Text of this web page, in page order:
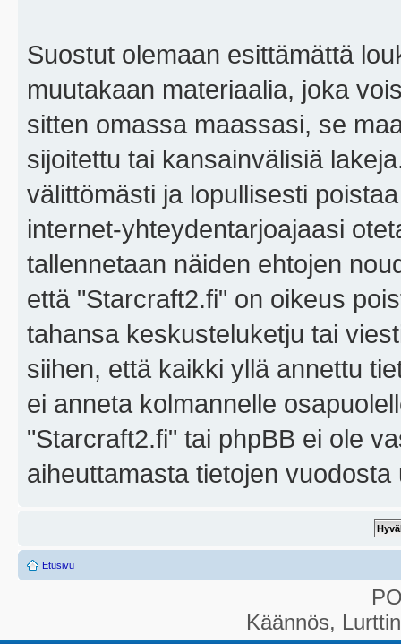
Suostut olemaan esittämättä
muutakaan materiaalia, joka
sitten omassa maassasi, se
sijoitettu tai kansainvälisiä
välittömästi ja lopullisesti
internet-yhteydentarjoajaasi
tallennetaan näiden ehtojen
että "Starcraft2.fi" on oikeus
tahansa keskusteluketju tai
siihen, että kaikki yllä annettu
ei anneta kolmannelle
"Starcraft2.fi" tai phpBB ei ole
aiheuttamasta tietojen
Etusivu
Käännös,